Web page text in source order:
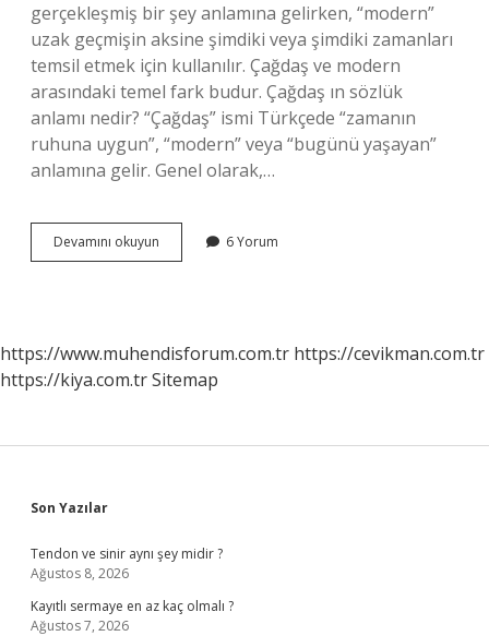
gerçekleşmiş bir şey anlamına gelirken, “modern”
uzak geçmişin aksine şimdiki veya şimdiki zamanları
temsil etmek için kullanılır. Çağdaş ve modern
arasındaki temel fark budur. Çağdaş ın sözlük
anlamı nedir? “Çağdaş” ismi Türkçede “zamanın
ruhuna uygun”, “modern” veya “bugünü yaşayan”
anlamına gelir. Genel olarak,…
Devamını okuyun
Kelimesi
6 Yorum
https://www.muhendisforum.com.tr https://cevikman.com.tr
https://kiya.com.trSitemap
Sidebar
Son Yazılar
Tendon ve sinir aynı şey midir ?
Ağustos 8, 2026
Kayıtlı sermaye en az kaç olmalı ?
Ağustos 7, 2026